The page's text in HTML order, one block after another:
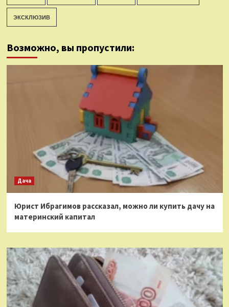
ЭКСКЛЮЗИВ
Возможно, вы пропустили:
Дача
Юрист Ибрагимов рассказал, можно ли купить дачу на
материнский капитал